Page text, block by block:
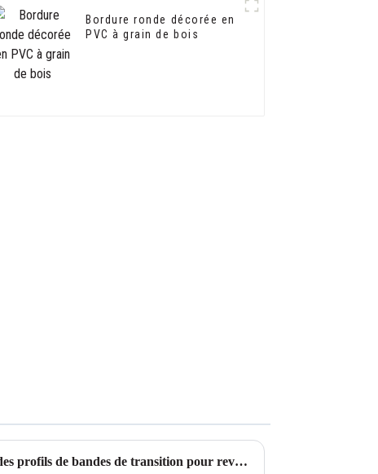
Bordure ronde décorée en
PVC à grain de bois
Comprendre l'importance des profils de bandes de transition pour revêtements de sol en PVC Leguwe